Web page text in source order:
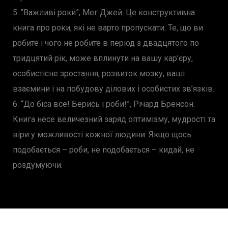
5. “Важливі роки”, Мег Джей. Це конструктивна
книга про роки, які не варто пропускати. Те, що ви
робите і чого не робите в період з двадцятого по
тридцятий рік, може вплинути на вашу кар’єру,
особистісне зростання, розвиток мозку, ваші
взаємини і на побудову ділових і особистих зв’язків.
6. “До біса все! Берись і роби!”, Річард Бренсон.
Книга несе величезний заряд оптимізму, мудрості та
віри у можливості кожної людини. Якщо щось
подобається – роби, не подобається – кидай, не
роздумуючи.